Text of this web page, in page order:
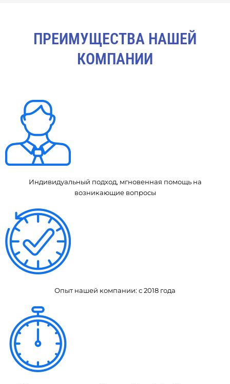
ПРЕИМУЩЕСТВА НАШЕЙ
КОМПАНИИ
Индивидуальный подход, мгновенная помощь на
возникающие вопросы
Опыт нашей компании: с 2018 года